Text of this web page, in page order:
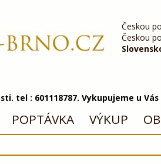
Českou
Českou
tel : 601118787. Vykupujeme u
POPTÁVKA VÝKUP